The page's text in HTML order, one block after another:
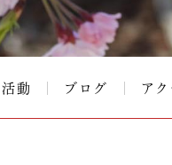
動 ブログ ア